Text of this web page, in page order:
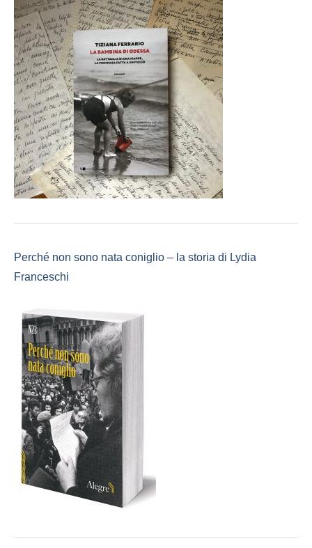
Perché non sono nata coniglio – la storia di Lydia
Franceschi